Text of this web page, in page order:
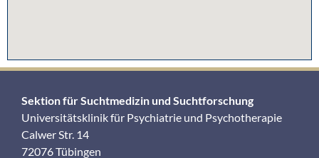
Sektion für Suchtmedizin und Suchtforschung
Universitätsklinik für Psychiatrie und Psychotherapie
Calwer Str. 14
72076 Tübingen